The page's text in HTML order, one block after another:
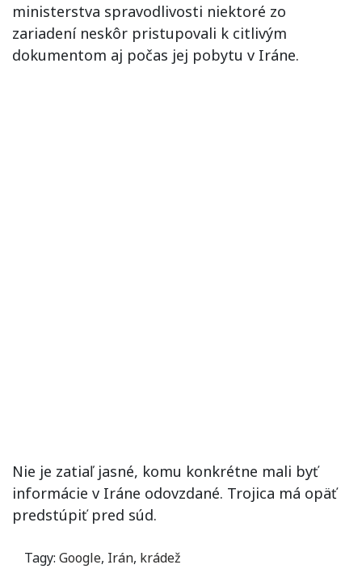
ministerstva spravodlivosti niektoré zo
zariadení neskôr pristupovali k citlivým
dokumentom aj počas jej pobytu v Iráne.
Nie je zatiaľ jasné, komu konkrétne mali byť
informácie v Iráne odovzdané. Trojica má opäť
predstúpiť pred súd.
Tagy: Google, Irán, krádež